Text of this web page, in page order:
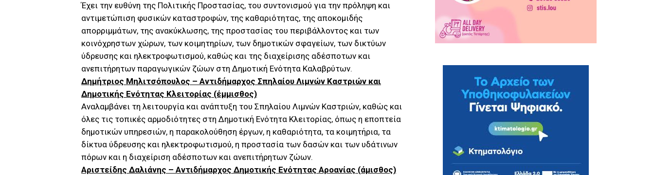
Έχει την ευθύνη της Πολιτικής Προστασίας, του συντονισμού για την πρόληψη και
αντιμετώπιση φυσικών καταστροφών, της καθαριότητας, της αποκομιδής
απορριμμάτων, της ανακύκλωσης, της προστασίας του περιβάλλοντος και των
κοινόχρηστων χώρων, των κοιμητηρίων, των δημοτικών σφαγείων, των δικτύων
ύδρευσης και ηλεκτροφωτισμού, καθώς και της διαχείρισης αδέσποτων και
ανεπιτήρητων παραγωγικών ζώων στη Δημοτική Ενότητα Καλαβρύτων.
Δημήτριος Μηλιτσόπουλος – Αντιδήμαρχος Σπηλαίου Λιμνών Καστριών και
Δημοτικής Ενότητας Κλειτορίας (έμμισθος)
Αναλαμβάνει τη λειτουργία και ανάπτυξη του Σπηλαίου Λιμνών Καστριών, καθώς και
όλες τις τοπικές αρμοδιότητες στη Δημοτική Ενότητα Κλειτορίας, όπως η εποπτεία
δημοτικών υπηρεσιών, η παρακολούθηση έργων, η καθαριότητα, τα κοιμητήρια, τα
δίκτυα ύδρευσης και ηλεκτροφωτισμού, η προστασία των δασών και των υδάτινων
πόρων και η διαχείριση αδέσποτων και ανεπιτήρητων ζώων.
Αριστείδης Δαλιάνης – Αντιδήμαρχος Δημοτικής Ενότητας Αροανίας (άμισθος)